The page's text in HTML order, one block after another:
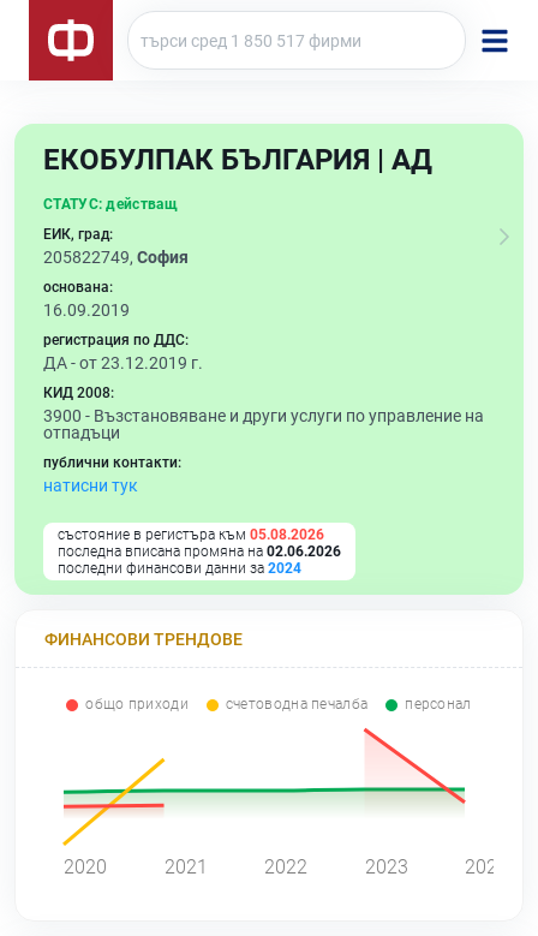
ЕКОБУЛПАК БЪЛГАРИЯ | АД
СТАТУС: действащ
ЕИК, град:
205822749, София
основана:
16.09.2019
регистрация по ДДС:
ДА - от 23.12.2019 г.
КИД 2008:
3900 - Възстановяване и други услуги по управление на
отпадъци
публични контакти:
натисни тук
състояние в регистъра към 05.08.2026
последна вписана промяна на 02.06.2026
последни финансови данни за 2024
ФИНАНСОВИ ТРЕНДОВЕ
общо приходи счетоводна печалба персонал
2020 2021 2022 2023 2024